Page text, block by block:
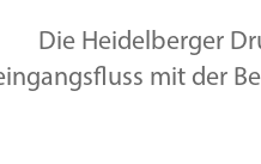
Die Heidelberger
mit der